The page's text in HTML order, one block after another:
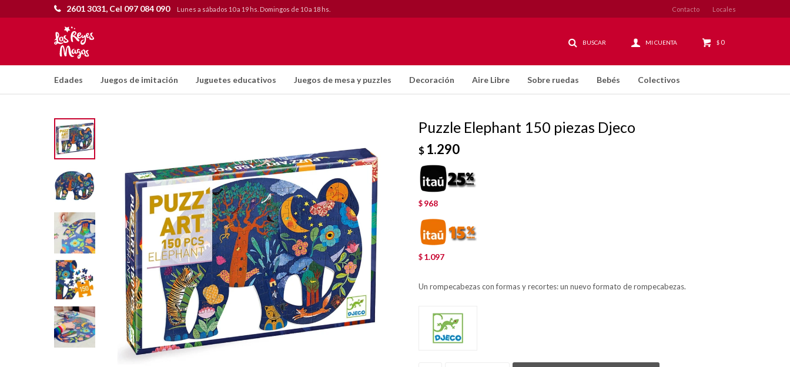
Edades Juegos de imitación Juguetes educativos Juegos de mesa y puzzles Decoración Aire Libre Sobre ruedas Bebés Colectivos
$ 0
2601 3031, Cel 097 084 090 Lunes a sábados 10 a 19 hs. Domingos de 10 a 18 hs. Contacto Locales
Puzzle Elephant 150 piezas Djeco
$ 1.290
$ 968
$ 1.097
Un rompecabezas con formas y recortes: un nuevo formato de rompecabezas.